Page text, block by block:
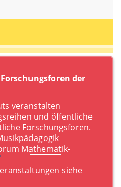
der
veranstalten
und öffentliche
Forschungsforen.
Mathematik-
siehe